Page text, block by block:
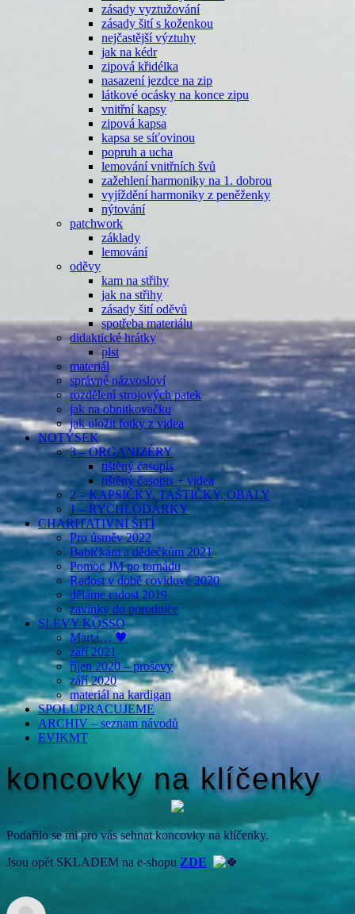
zásady vyztužování
zásady šití s koženkou
nejčastější výztuhy
jak na kédr
zipová křidélka
nasazení jezdce na zip
látkové ocásky na konce zipu
vnitřní kapsy
zipová kapsa
kapsa se síťovinou
popruh a ucha
lemování vnitřních švů
zažehlení harmoniky na 1. dobrou
vyjíždění harmoniky z peněženky
nýtování
patchwork
základy
lemování
oděvy
kam na střihy
jak na střihy
zásady šití oděvů
spotřeba materiálu
didaktické hrátky
plst
materiál
správné názvosloví
rozdělení strojových patek
jak na obnitkovačku
jak uložit fotky z videa
NOTÝSEK
3 – ORGANIZÉRY
tištěný časopis
tištěný časopis + videa
2 – KAPSIČKY, TAŠTIČKY, OBALY
1 – RYCHLODÁRKY
CHARITATIVNÍ ŠITÍ
Pro úsměv 2022
Babičkám a dědečkům 2021
Pomoc JM po tornádu
Radost v době covidové 2020
děláme radost 2019
zavinky do porodnice
SLEVY KÖSSO
Marta… 🖤
září 2021
říjen 2020 – proševy
září 2020
materiál na kardigan
SPOLUPRACUJEME
ARCHIV – seznam návodů
EVIKMT
koncovky na klíčenky
Podařilo se mi pro vás sehnat koncovky na klíčenky.
Jsou opět SKLADEM na e-shopu ZDE